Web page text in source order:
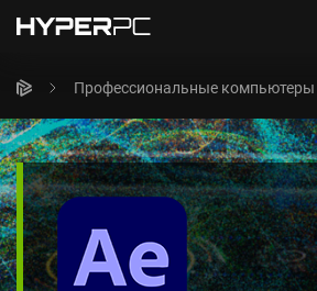
Профессиональные компьютеры